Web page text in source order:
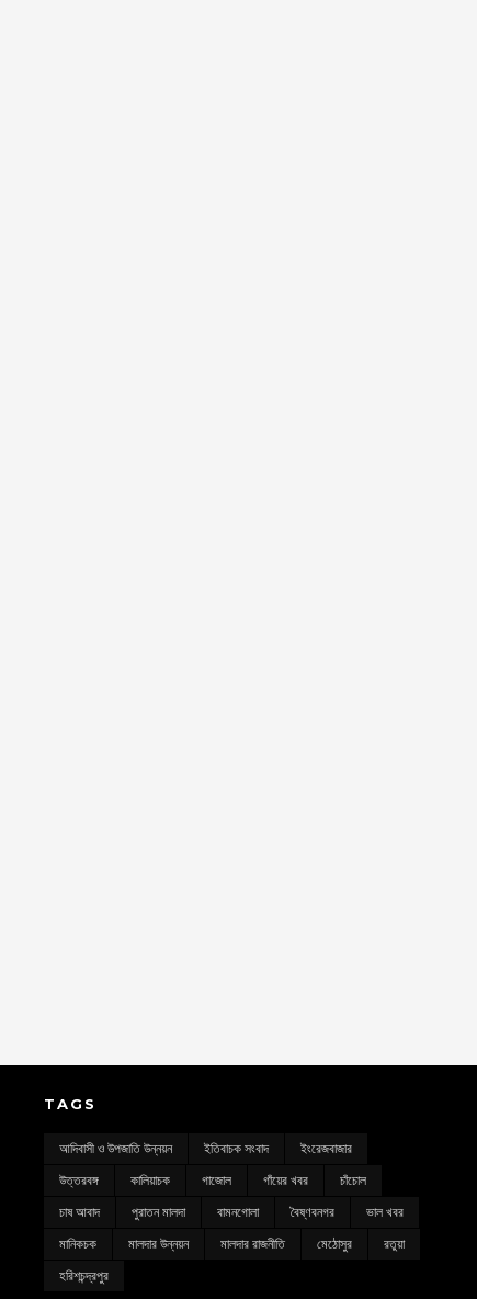
TAGS
আদিবাসী ও উপজাতি উন্নয়ন ইতিবাচক সংবাদ
ইংরেজবাজার
উত্তরবঙ্গ
কালিয়াচক গাজোল গাঁয়ের খবর
চাঁচোল
চাষ আবাদ
পুরাতন মালদা বামনগোলা বৈষ্ণবনগর
ভাল খবর
মানিকচক
মালদার উন্নয়ন মালদার রাজনীতি মেঠোসুর
রতুয়া
হরিশচন্দ্রপুর